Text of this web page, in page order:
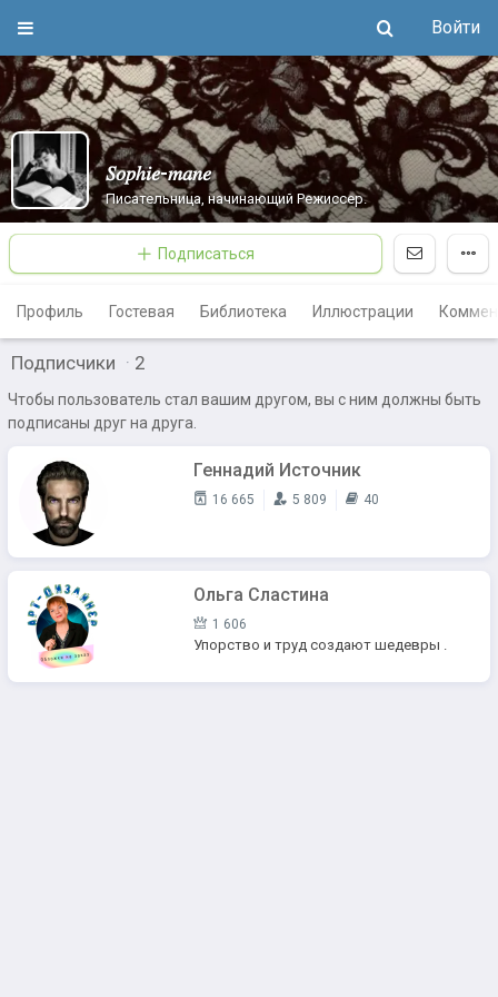
Войти
𝑆𝑜𝑝ℎ𝑖𝑒-𝑚𝑎𝑛𝑒
Писательница, начинающий Режиссер.
Подписаться
Профиль Гостевая Библиотека Иллюстрации
Подписчики · 2
Чтобы пользователь стал вашим другом, вы с ним должны быть
подписаны друг на друга.
Геннадий Источник
16 665 5 809 40
Ольга Сластина
1 606
Упорство и труд создают шедевры .